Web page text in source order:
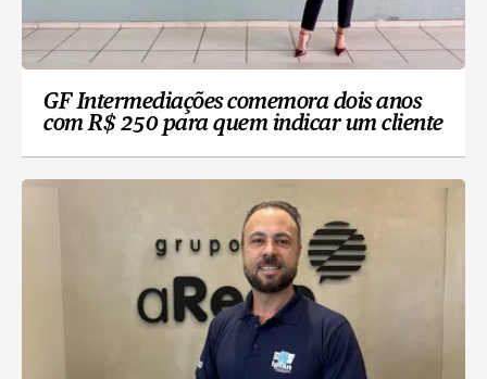
GF Intermediações comemora dois anos
com R$ 250 para quem indicar um cliente